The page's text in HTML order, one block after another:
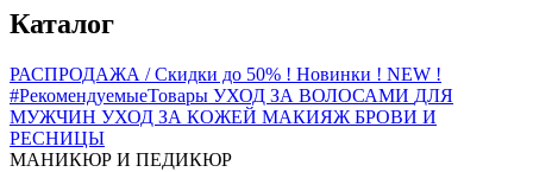
Каталог
РАСПРОДАЖА / Скидки до 50% ! Новинки ! NEW !
#РекомендуемыеТовары УХОД ЗА ВОЛОСАМИ ДЛЯ
МУЖЧИН УХОД ЗА КОЖЕЙ МАКИЯЖ БРОВИ И
РЕСНИЦЫ
МАНИКЮР И ПЕДИКЮР